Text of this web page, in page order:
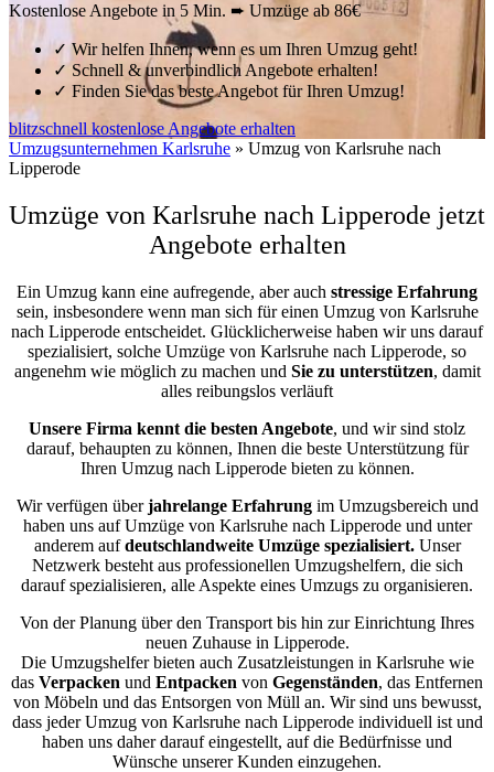
Kostenlose Angebote in 5 Min. ➨ Umzüge ab 86€
✓ Wir helfen Ihnen, wenn es um Ihren Umzug geht!
✓Schnell & unverbindlich Angebote erhalten!
✓ Finden Sie das beste Angebot für Ihren Umzug!
blitzschnell kostenlose Angebote erhalten
Umzugsunternehmen Karlsruhe » Umzug von Karlsruhe nach
Lipperode
Umzüge von Karlsruhe nach Lipperode jetzt
Angebote erhalten
Ein Umzug kann eine aufregende, aber auch stressige Erfahrung
sein, insbesondere wenn man sich für einen Umzug von Karlsruhe
nach Lipperode entscheidet. Glücklicherweise haben wir uns darauf
spezialisiert, solche Umzüge von Karlsruhe nach Lipperode, so
angenehm wie möglich zu machen und Sie zu unterstützen, damit
alles reibungslos verläuft
Unsere Firma kennt die besten Angebote, und wir sind stolz
darauf, behaupten zu können, Ihnen die beste Unterstützung für
Ihren Umzug nach Lipperode bieten zu können.
Wir verfügen überjahrelange Erfahrungim Umzugsbereich und
haben uns auf Umzüge von Karlsruhe nach Lipperode und unter
anderem aufdeutschlandweite Umzüge spezialisiert.Unser
Netzwerk besteht aus professionellen Umzugshelfern, die sich
darauf spezialisieren, alle Aspekte eines Umzugs zu organisieren.
Von der Planung über den Transport bis hin zur Einrichtung Ihres
neuen Zuhause in Lipperode.
Die Umzugshelfer bieten auch Zusatzleistungen in Karlsruhe wie
das Verpacken und Entpacken von Gegenständen, das Entfernen
von Möbeln und das Entsorgen von Müll an. Wir sind uns bewusst,
dass jeder Umzug von Karlsruhe nach Lipperode individuell ist und
haben uns daher darauf eingestellt, auf die Bedürfnisse und
Wünsche unserer Kunden einzugehen.